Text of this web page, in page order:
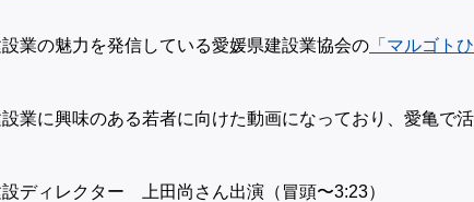
業の魅力を発信している愛媛県建設業協会の 「マルゴト
業に興味のある若者に向けた動画になっており、愛亀で
ディレクター 上田尚さん出演（冒頭〜3:23）